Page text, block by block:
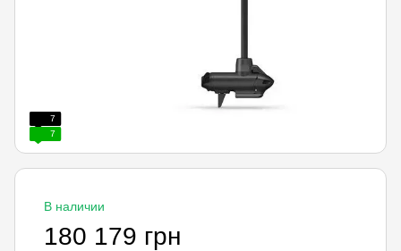
7
7
В наличии
180 179 грн